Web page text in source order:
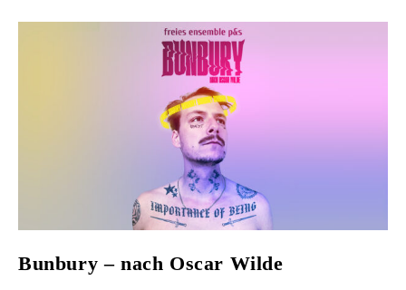
Bunbury – nach Oscar Wilde